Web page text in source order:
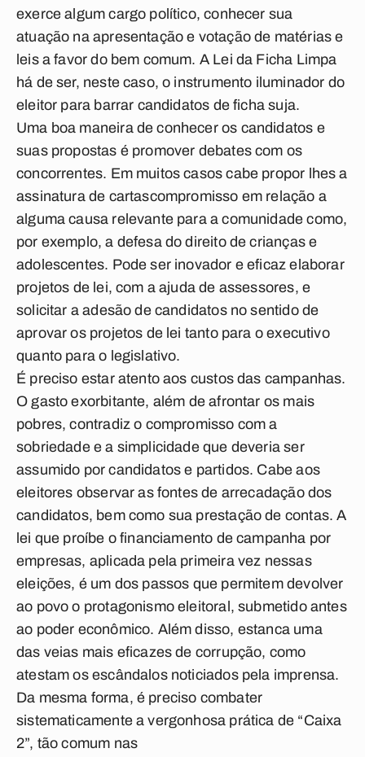
exerce algum cargo político, conhecer sua
atuação na apresentação e votação de matérias e
leis a favor do bem comum. A Lei da Ficha Limpa
há de ser, neste caso, o instrumento iluminador do
eleitor para barrar candidatos de ficha suja.
Uma boa maneira de conhecer os candidatos e
suas propostas é promover debates com os
concorrentes. Em muitos casos cabe propor lhes a
assinatura de cartas­compromisso em relação a
alguma causa relevante para a comunidade como,
por exemplo, a defesa do direito de crianças e
adolescentes. Pode ser inovador e eficaz elaborar
projetos de lei, com a ajuda de assessores, e
solicitar a adesão de candidatos no sentido de
aprovar os projetos de lei tanto para o executivo
quanto para o legislativo.
É preciso estar atento aos custos das campanhas.
O gasto exorbitante, além de afrontar os mais
pobres, contradiz o compromisso com a
sobriedade e a simplicidade que deveria ser
assumido por candidatos e partidos. Cabe aos
eleitores observar as fontes de arrecadação dos
candidatos, bem como sua prestação de contas. A
lei que proíbe o financiamento de campanha por
empresas, aplicada pela primeira vez nessas
eleições, é um dos passos que permitem devolver
ao povo o protagonismo eleitoral, submetido antes
ao poder econômico. Além disso, estanca uma
das veias mais eficazes de corrupção, como
atestam os escândalos noticiados pela imprensa.
Da mesma forma, é preciso combater
sistematicamente a vergonhosa prática de “Caixa
2”, tão comum nas